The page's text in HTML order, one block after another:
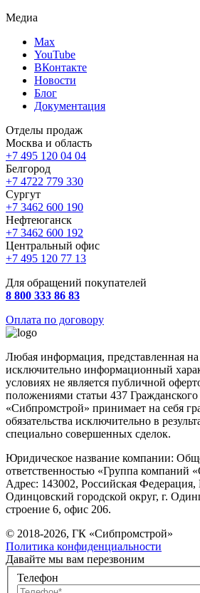
Медиа
Max
YouTube
ВКонтакте
Новости
Блог
Документация
Отделы продаж
Москва и область
+7 495 120 04 04
Белгород
+7 4722 779 330
Сургут
+7 3462 600 190
Нефтеюганск
+7 3462 600 192
Центральный офис
+7 495 120 77 13
Для обращений покупателей
8 800 333 86 83
Оплата по договору
Любая информация, представленная
исключительно информационный
условиях не является публичной
положениями статьи 437
«Сибпромстрой» принимает на себя
обязательства исключительно в
специально совершенных сделок.
Юридическое название компании:
ответственностью «Группа компаний
Адрес: 143002, Российская Федерация,
Одинцовский городской округ, г.
строение 6, офис 206.
© 2018-2026, ГК «Сибпромстрой»
Политика конфиденциальности
Давайте мы вам перезвоним
Телефон